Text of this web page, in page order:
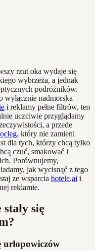
rzut oka wydaje się
wybrzeża, a jednak
podróżników.
wyłącznie nadmorska
i reklamy pełne filtrów, ten
uczciwie przyglądamy
a przede
, który nie zamieni
dla tych, którzy chcą tylko
czuć, smakować i
Porównujemy,
jak wycisnąć z tego
ze wsparcia hotele.ai i
reklamie.
się
urlopowiczów